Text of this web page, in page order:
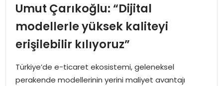
SPOR
MAGAZIN
Umut Çarıkoğlu: “Dijital
modellerle yüksek kaliteyi
erişilebilir kılıyoruz”
Türkiye’de e-ticaret ekosistemi, geleneksel
perakende modellerinin yerini maliyet avantajı